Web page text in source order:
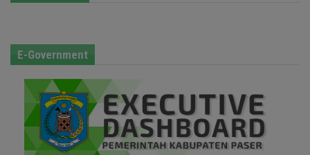
E-Government